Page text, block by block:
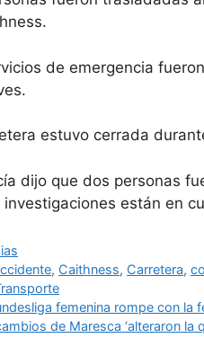
de emergencia
estuvo cerrada
dijo que dos personas
investigaciones están en
, Caithness, Carretera,
femenina rompe con la
de Maresca ‘alteraron la